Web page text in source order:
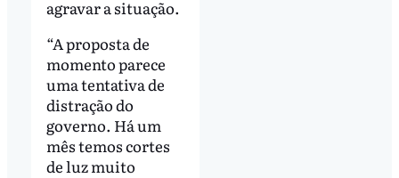
agravar a situação.
“A proposta de
momento parece
uma tentativa de
distração do
governo. Há um
mês temos cortes
de luz muito